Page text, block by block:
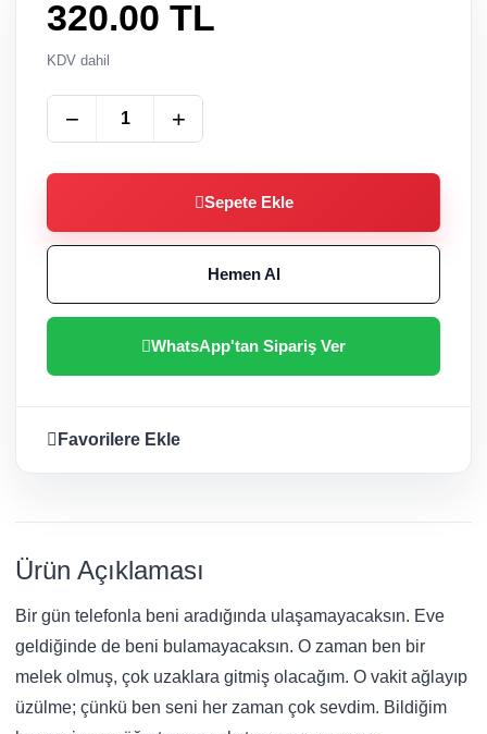
320.00 TL
KDV dahil
− +
Sepete Ekle
Hemen Al
WhatsApp'tan Sipariş Ver
Favorilere Ekle
Ürün Açıklaması
Bir gün telefonla beni aradığında ulaşamayacaksın. Eve
geldiğinde de beni bulamayacaksın. O zaman ben bir
melek olmuş, çok uzaklara gitmiş olacağım. O vakit ağlayıp
üzülme; çünkü ben seni her zaman çok sevdim. Bildiğim